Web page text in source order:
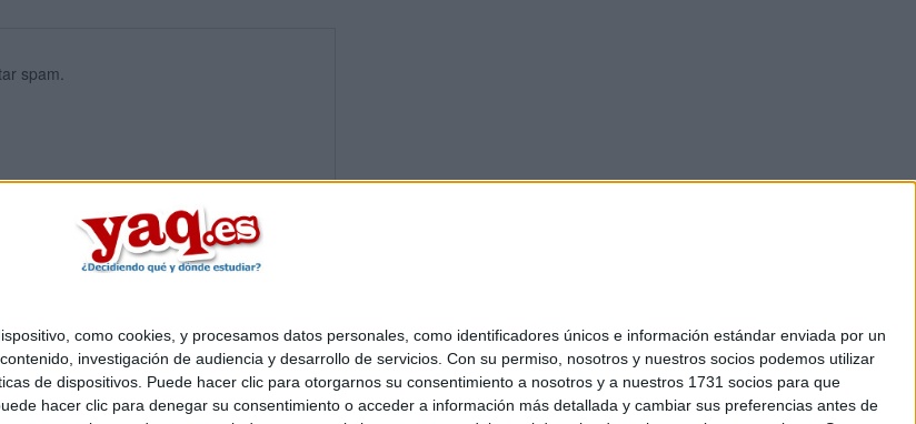
como cookies, y procesamos datos personales, como identificadores únicos e información estándar enviada por un
investigación de audiencia y desarrollo de servicios. Con su permiso, nosotros y nuestros socios podemos utilizar
de dispositivos. Puede hacer clic para otorgarnos su consentimiento a nosotros y a nuestros 1731 socios para que
hacer clic para denegar su consentimiento o acceder a información más detallada y cambiar sus preferencias antes de
spam.
Quiénes somos |Contactar| Anúnciate
de privacidad|Condiciones generales|Política de cookies